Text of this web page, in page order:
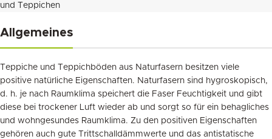
und Teppichen
Allgemeines
Teppiche und Teppichböden aus Naturfasern besitzen viele
positive natürliche Eigenschaften. Naturfasern sind hygroskopisch,
d. h. je nach Raumklima speichert die Faser Feuchtigkeit und gibt
diese bei trockener Luft wieder ab und sorgt so für ein behagliches
und wohngesundes Raumklima. Zu den positiven Eigenschaften
gehören auch gute Trittschalldämmwerte und das antistatische